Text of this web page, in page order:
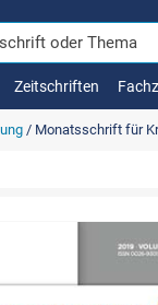
Zeitschriften
/ Monatsschrift für